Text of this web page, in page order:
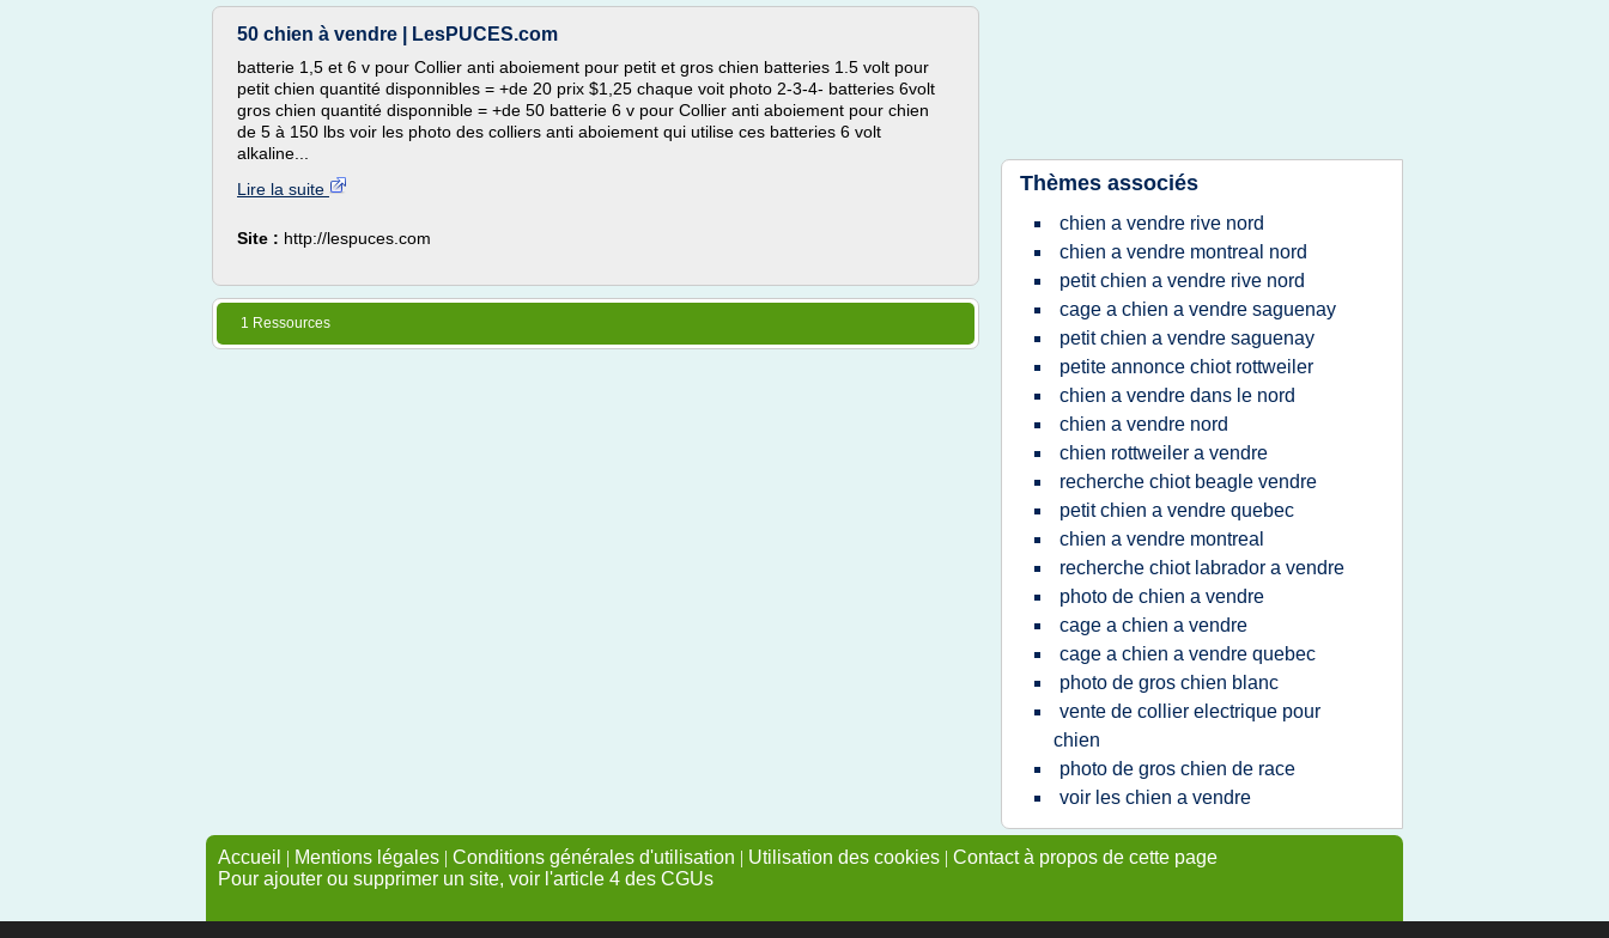
50 chien à vendre | LesPUCES.com
batterie 1,5 et 6 v pour Collier anti aboiement pour petit et gros chien batteries 1.5 volt pour
petit chien quantité disponnibles = +de 20 prix $1,25 chaque voit photo 2-3-4- batteries 6volt
gros chien quantité disponnible = +de 50 batterie 6 v pour Collier anti aboiement pour chien
de 5 à 150 lbs voir les photo des colliers anti aboiement qui utilise ces batteries 6 volt
alkaline...
Lire la suite
Site : http://lespuces.com
1 Ressources
Thèmes associés
chien a vendre rive nord
chien a vendre montreal nord
petit chien a vendre rive nord
cage a chien a vendre saguenay
petit chien a vendre saguenay
petite annonce chiot rottweiler
chien a vendre dans le nord
chien a vendre nord
chien rottweiler a vendre
recherche chiot beagle vendre
petit chien a vendre quebec
chien a vendre montreal
recherche chiot labrador a vendre
photo de chien a vendre
cage a chien a vendre
cage a chien a vendre quebec
photo de gros chien blanc
vente de collier electrique pour
chien
photo de gros chien de race
voir les chien a vendre
Accueil | Mentions légales | Conditions générales d'utilisation | Utilisation des cookies | Contact à propos de cette page
Pour ajouter ou supprimer un site, voir l'article 4 des CGUs